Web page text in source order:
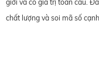
giới và có giá trị toàn cầu.
chất lượng và soi mã số